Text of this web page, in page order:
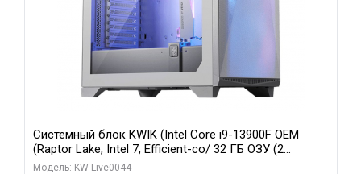
Системный блок KWIK (Intel Core i9-13900F OEM
(Raptor Lake, Intel 7, Efficient-co/ 32 ГБ ОЗУ (2
модуля)/ Gigabyte RTX5070Ti AERO OC 16GB GDDR7
Модель: KW-Live0044